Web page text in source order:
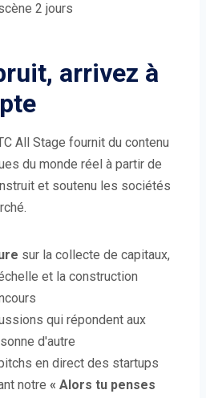
arrivez à
All Stage fournit du contenu
du monde réel à partir de
et soutenu les sociétés
sur la collecte de capitaux,
et la construction
qui répondent aux
d'autre
en direct des startups
notre « Alors tu penses